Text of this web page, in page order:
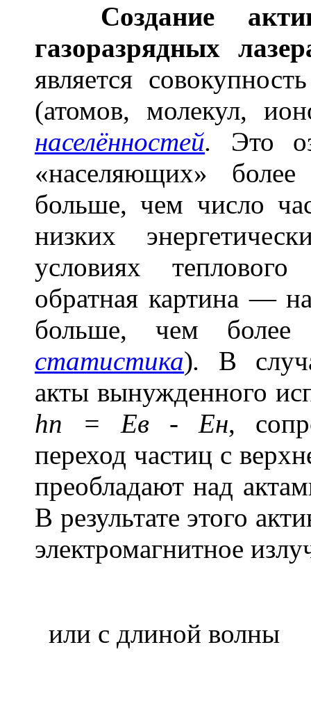
Создание
газоразрядных
является
(атомов, молекул,
населённостей. Это
«населяющих»
больше, чем число
низких
условиях
обратная картина —
больше, чем
статистика). В
акты вынужденного
hn = Ев - Ен,
переход частиц с
преобладают над
В результате этого
электромагнитное
или с длиной волны